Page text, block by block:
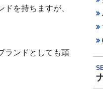
を持ちますが、
ランドとしても頭